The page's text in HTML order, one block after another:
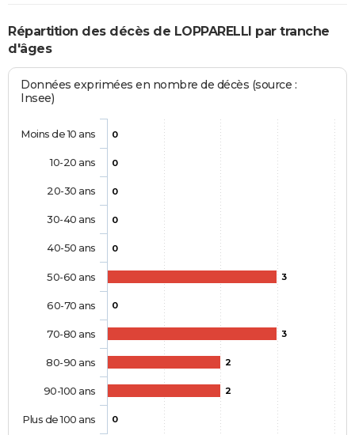
Répartition des décès de LOPPARELLI par tranche
d'âges
Données exprimées en nombre de décès (source :
Insee)
0
0
0
0
0
3
0
3
2
2
0
Moins de 10 ans
10-20 ans
20-30 ans
30-40 ans
40-50 ans
50-60 ans
60-70 ans
70-80 ans
80-90 ans
90-100 ans
Plus de 100 ans